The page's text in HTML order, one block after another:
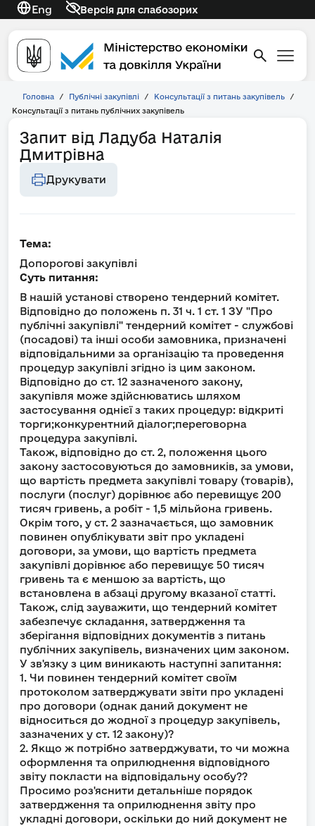
Eng Версія для слабозорих
Головна / Публічні закупівлі / Консультації з питань закупівель
/
Консультації з питань публічних закупівель
Запит від Ладуба Наталія
Дмитрівна
Друкувати
Тема:
Допорогові закупівлі
Суть питання:
В нашій установі створено тендерний комітет.
Відповідно до положень п. 31 ч. 1 ст. 1 ЗУ "Про
публічні закупівлі" тендерний комітет - службові
(посадові) та інші особи замовника, призначені
відповідальними за організацію та проведення
процедур закупівлі згідно із цим законом.
Відповідно до ст. 12 зазначеного закону,
закупівля може здійснюватись шляхом
застосування однієї з таких процедур: відкриті
торги;конкурентний діалог;переговорна
процедура закупівлі.
Також, відповідно до ст. 2, положення цього
закону застосовуються до замовників, за умови,
що вартість предмета закупівлі товару (товарів),
послуги (послуг) дорівнює або перевищує 200
тисяч гривень, а робіт - 1,5 мільйона гривень.
Окрім того, у ст. 2 зазначається, що замовник
повинен опублікувати звіт про укладені
договори, за умови, що вартість предмета
закупівлі дорівнює або перевищує 50 тисяч
гривень та є меншою за вартість, що
встановлена в абзаці другому вказаної статті.
Також, слід зауважити, що тендерний комітет
забезпечує складання, затвердження та
зберігання відповідних документів з питань
публічних закупівель, визначених цим законом.
У зв'язку з цим виникають наступні запитання:
1. Чи повинен тендерний комітет своїм
протоколом затверджувати звіти про укладені
про договори (однак даний документ не
відноситься до жодної з процедур закупівель,
зазначених у ст. 12 закону)?
2. Якщо ж потрібно затверджувати, то чи можна
оформлення та оприлюднення відповідного
звіту покласти на відповідальну особу??
Просимо роз'яснити детальніше порядок
затвердження та оприлюднення звіту про
укладні договори, оскільки до ний документ не